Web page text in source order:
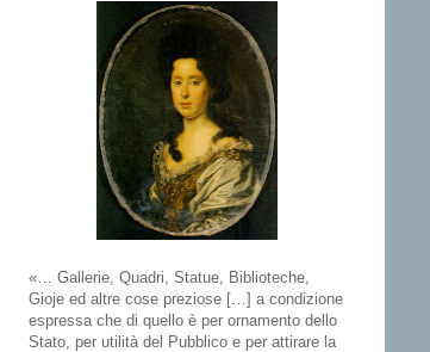
«… Gallerie, Quadri, Statue, Biblioteche,
Gioje ed altre cose preziose […] a condizione
espressa che di quello è per ornamento dello
Stato, per utilità del Pubblico e per attirare la